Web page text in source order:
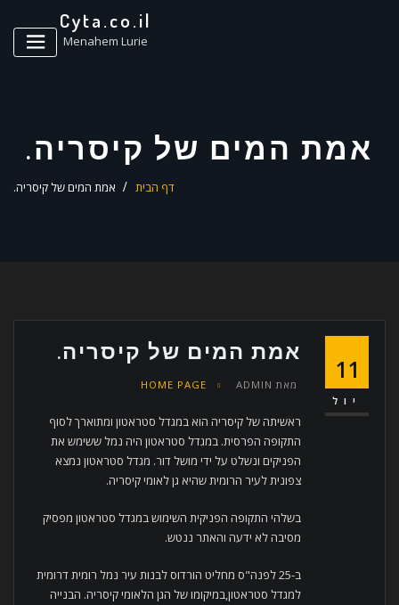
Cyta.co.il
Menahem Lurie
אמת המים של קיסריה.
דף הבית אמת המים של קיסריה.
11
יול
אמת המים של קיסריה.
מאת ADMIN
HOME PAGE
ראשיתה של קיסריה הוא במגדל סטראטון ומתוארך לסוף
התקופה הפרסית. במגדל סטראטון היה נמל ששימש את
הפניקים ונשלט על ידי מושל דור. מגדל סטראטון נמצא
צפונית לעיר הרומית שהיא גן לאומי קיסריה.
בשלהי התקופה הפניקית השימוש במגדל סטראטון מפסיק
מסיבה לא ידעה והאתר ננטש.
ב-25 לפנה"ס מחליט הורדוס לבנות עיר נמל רומית דרומית
למגדל סטראטון,במיקומו של הגן הלאומי קיסריה. הבנייה